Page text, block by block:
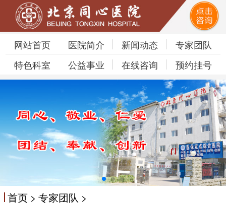
网站首页 医院简介 新闻动态
专家团队
特色科室
公益事业 在线咨询 预约挂号
首页> 专家团队 >